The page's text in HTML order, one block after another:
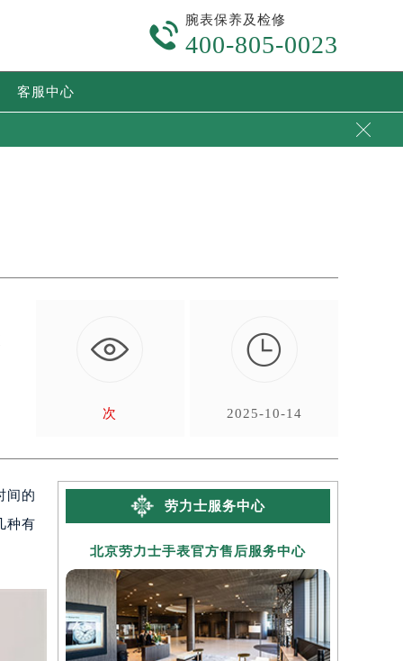

腕表保养及检修
400-805-0023
客服中心

次

2025-10-14
间的
种有
劳力士服务中心
北京劳力士手表官方售后服务中心